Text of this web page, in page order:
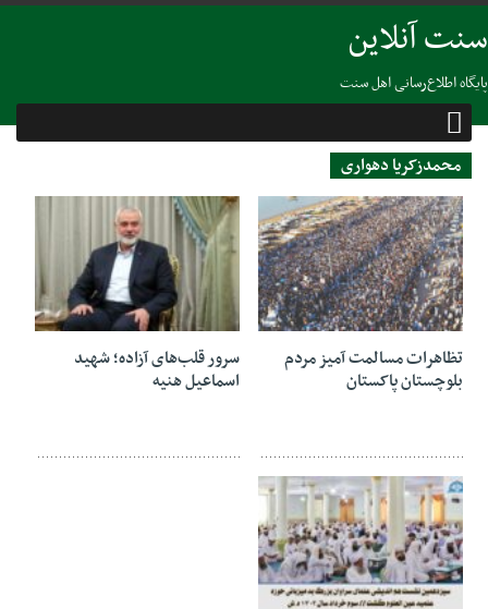
سنت آنلاین
پایگاه اطلاع‌رسانی اهل سنت
محمدزکریا دهواری
04 آگوست 2024
تظاهرات مسالمت آمیز مردم
بلوچستان پاکستان
سرور قلب‌های آزاده؛ شهید
اسماعیل هنیه
23 مه 2024